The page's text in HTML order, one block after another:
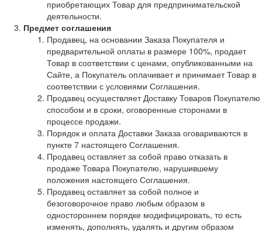
приобретающих Товар для предпринимательской
деятельности.
Предмет соглашения
Продавец, на основании Заказа Покупателя и
предварительной оплаты в размере 100%, продает
Товар в соответствии с ценами, опубликованными на
Сайте, а Покупатель оплачивает и принимает Товар в
соответствии с условиями Соглашения.
Продавец осуществляет Доставку Товаров Покупателю
способом и в сроки, оговоренные сторонами в
процессе продажи.
Порядок и оплата Доставки Заказа оговариваются в
пункте 7 настоящего Соглашения.
Продавец оставляет за собой право отказать в
продаже Товара Покупателю, нарушившему
положения настоящего Соглашения.
Продавец оставляет за собой полное и
безоговорочное право любым образом в
одностороннем порядке модифицировать, то есть
изменять, дополнять, удалять и другим образом